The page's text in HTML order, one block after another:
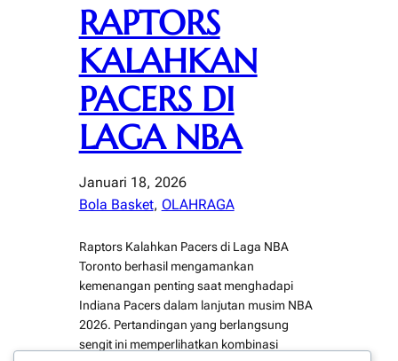
RAPTORS
KALAHKAN
PACERS DI
LAGA NBA
Januari 18, 2026
Bola Basket, OLAHRAGA
Raptors Kalahkan Pacers di Laga NBA
Toronto berhasil mengamankan
kemenangan penting saat menghadapi
Indiana Pacers dalam lanjutan musim NBA
2026. Pertandingan yang berlangsung
sengit ini memperlihatkan kombinasi